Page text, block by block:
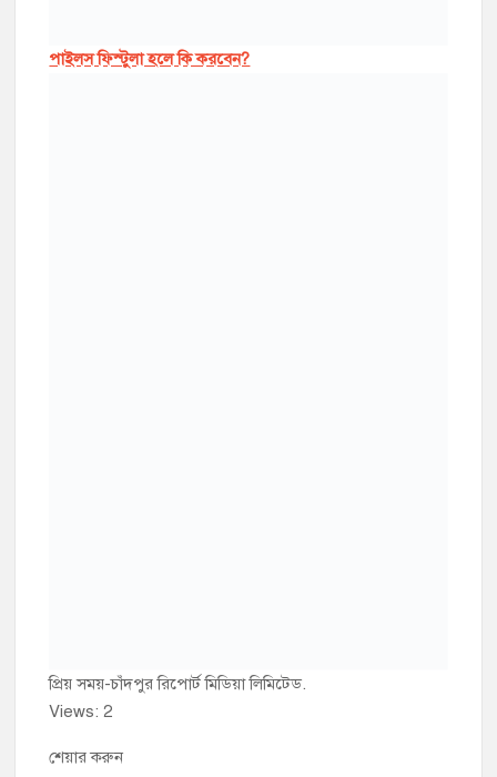
পাইলস ফিস্টুলা হলে কি করবেন?
প্রিয় সময়-চাঁদপুর রিপোর্ট মিডিয়া লিমিটেড.
Views: 2
শেয়ার করুন